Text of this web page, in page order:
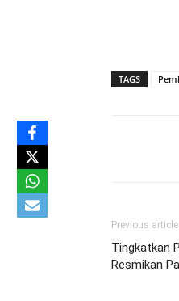
TAGS
Previous article
Tingkatkan
Resmikan